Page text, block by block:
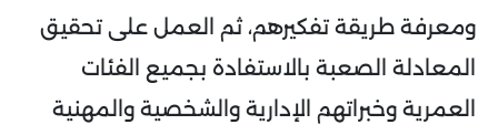
ومعرفة طريقة تفكيرهم، ثم العمل على تحقيق
المعادلة الصعبة بالاستفادة بجميع الفئات
العمرية وخبراتهم الإدارية والشخصية والمهنية